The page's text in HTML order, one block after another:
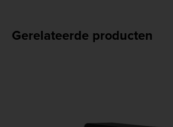
Gerelateerde producten